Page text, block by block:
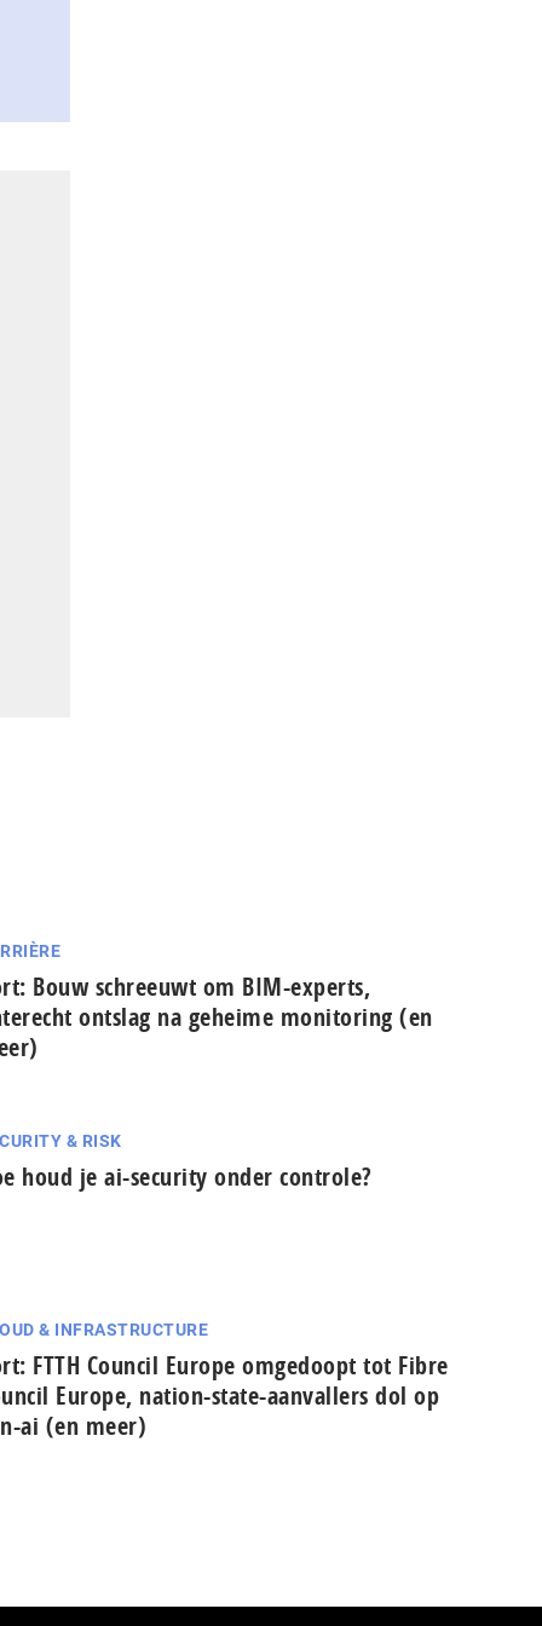
Bouw schreeuwt om BIM-experts,
ontslag na geheime monitoring (en
& RISK
houd je ai-security onder controle?
& INFRASTRUCTURE
FTTH Council Europe omgedoopt tot Fibre
Europe, nation-state-aanvallers dol op
ai (en meer)